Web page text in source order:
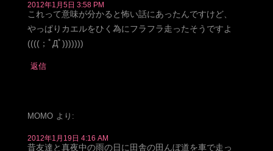
2012年1月5日 3:58 PM
これって意味が分かると怖い話にあったんですけど、
やっぱりカエルをひく為にフラフラ走ったそうですよ
((((；ﾟДﾟ)))))))
返信
MOMO より:
2012年1月19日 4:16 AM
昔友達と真夜中の雨の日に田舎の田んぼ道を車で走っ